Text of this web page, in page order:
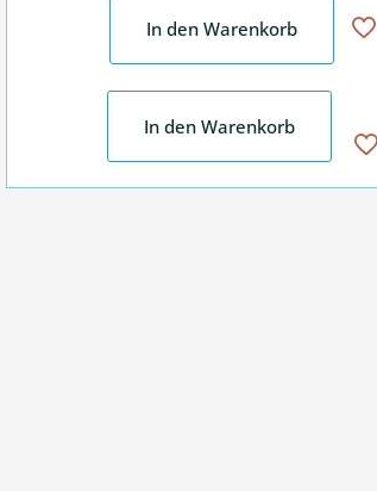
In den Warenkorb
In den Warenkorb